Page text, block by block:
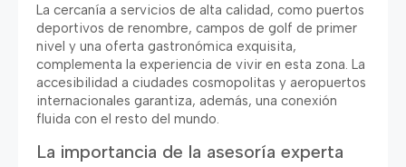
La cercanía a servicios de alta calidad, como puertos
deportivos de renombre, campos de golf de primer
nivel y una oferta gastronómica exquisita,
complementa la experiencia de vivir en esta zona. La
accesibilidad a ciudades cosmopolitas y aeropuertos
internacionales garantiza, además, una conexión
fluida con el resto del mundo.
La importancia de la asesoría experta